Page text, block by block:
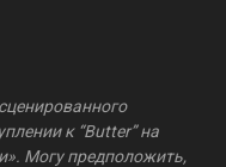
к “Butter” на
Могу предположить,